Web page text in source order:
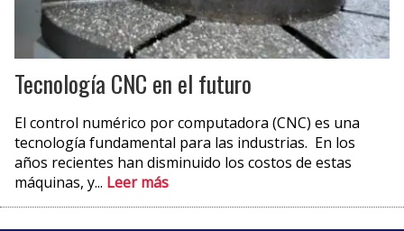
Tecnología CNC en el futuro
El control numérico por computadora (CNC) es una
tecnología fundamental para las industrias. En los
años recientes han disminuido los costos de estas
máquinas, y... Leer más